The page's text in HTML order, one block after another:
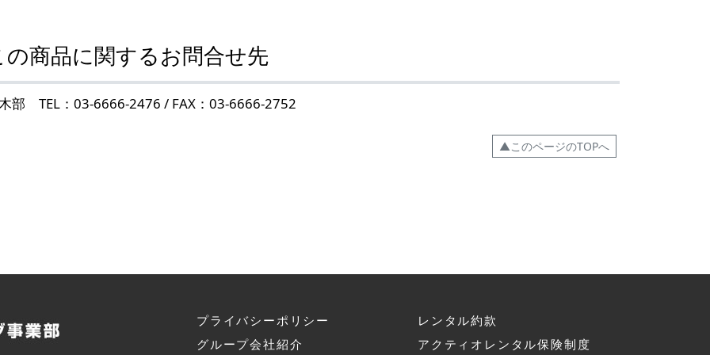
の商品に関するお問合せ先
部 TEL：03-6666-2476 / FAX：03-6666-2752
▲このページのTOPへ
プライバシーポリシー
グループ会社紹介
レンタル約款
アクティオレンタル保険制度